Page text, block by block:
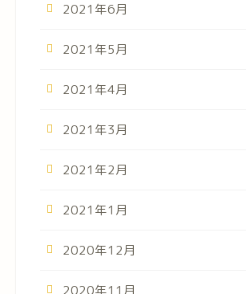
2021年6月
2021年5月
2021年4月
2021年3月
2021年2月
2021年1月
2020年12月
2020年11月